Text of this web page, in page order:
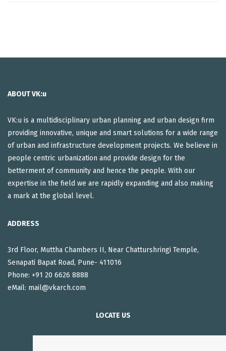
ABOUT VK:u
VK:u is a multidisciplinary urban planning and urban design firm
providing innovative, unique and smart solutions for a wide range
of urban and infrastructure development projects. We believe in
people centric urbanization and provide design for the
betterment of community and hence the people. With our
expertise in the field we are rapidly expanding and also making
a mark at the global level.
ADDRESS
3rd Floor, Muttha Chambers II, Near Chatturshringi Temple,
Senapati Bapat Road, Pune- 411016
Phone: +91 20 6626 8888
eMail: mail@vkarch.com
LOCATE US